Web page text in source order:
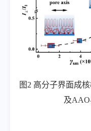
图 2 高分子界面成
及AAO